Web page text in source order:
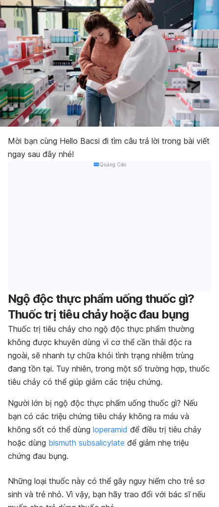
Mời bạn cùng Hello Bacsi đi tìm câu trả lời trong bài viết
ngay sau đây nhé!
Quảng Cáo
Ngộ độc thực phẩm uống thuốc gì?
Thuốc trị tiêu chảy hoặc đau bụng
Thuốc trị tiêu chảy cho ngộ độc thực phẩm thường
không được khuyên dùng vì cơ thể cần thải độc ra
ngoài, sẽ nhanh tự chữa khỏi tình trạng nhiễm trùng
đang tồn tại. Tuy nhiên, trong một số trường hợp, thuốc
tiêu chảy có thể giúp giảm các triệu chứng.
Người lớn bị ngộ độc thực phẩm uống thuốc gì? Nếu
bạn có các triệu chứng tiêu chảy không ra máu và
không sốt có thể dùng loperamid để điều trị tiêu chảy
hoặc dùng bismuth subsalicylate để giảm nhẹ triệu
chứng đau bụng.
Những loại thuốc này có thể gây nguy hiểm cho trẻ sơ
sinh và trẻ nhỏ. Vì vậy, bạn hãy trao đổi với bác sĩ nếu